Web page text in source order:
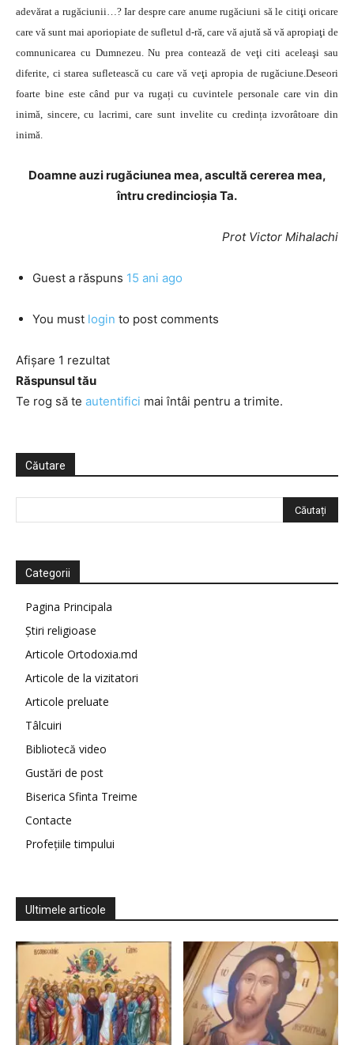
adevărat a rugăciunii…? Iar despre care anume rugăciuni să le citiţi oricare
care vă sunt mai aporiopiate de sufletul d-ră, care vă ajută să vă apropiaţi de
comnunicarea cu Dumnezeu. Nu prea contează de veţi citi aceleaşi sau
diferite, ci starea sufletească cu care vă veţi apropia de rugăciune.Deseori
foarte bine este când pur va rugați cu cuvintele personale care vin din
inimă, sincere, cu lacrimi, care sunt invelite cu credința izvorâtoare din
inimă.
Doamne auzi rugăciunea mea, ascultă cererea mea,
întru credincioșia Ta.
Prot Victor Mihalachi
Guest a răspuns 15 ani ago
You must login to post comments
Afișare 1 rezultat
Răspunsul tău
Te rog să te autentifici mai întâi pentru a trimite.
Căutare
Categorii
Pagina Principala
Știri religioase
Articole Ortodoxia.md
Articole de la vizitatori
Articole preluate
Tâlcuiri
Bibliotecă video
Gustări de post
Biserica Sfinta Treime
Contacte
Profețiile timpului
Ultimele articole